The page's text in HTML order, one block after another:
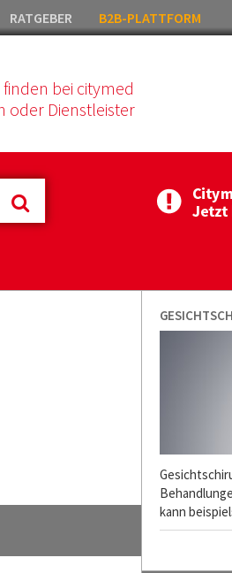
RATGEBER B2B-PLATTFORM
bei citymed
oder Dienstleister
kann